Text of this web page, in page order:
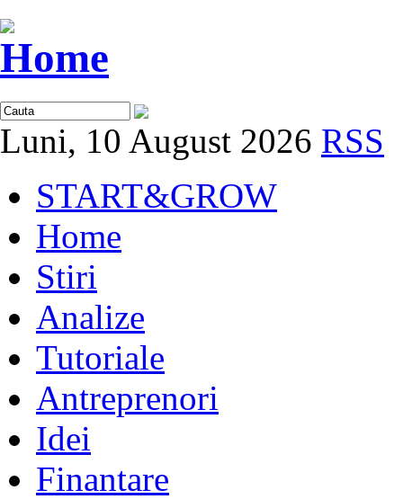
Luni, 10 August 2026 RSS
START&GROW
Home
Stiri
Analize
Tutoriale
Antreprenori
Idei
Finantare